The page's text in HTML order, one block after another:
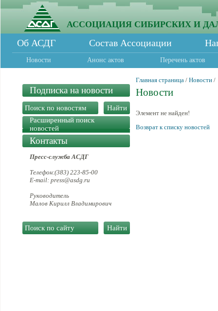
АССОЦИАЦИЯ СИБИРСКИХ И
Об АСДГ Состав Ассоциации
Новости Анонс актов Перечень актов
Подписка на новости
Расширенный поиск
новостей
Контакты
Пресс-служба АСДГ
Телефон:(383) 223-85-00
E-mail: press@asdg.ru
Руководитель
Малов Кирилл Владимирович
Главная страница / Новости /
Новости
Элемент не найден!
Возврат к списку новостей